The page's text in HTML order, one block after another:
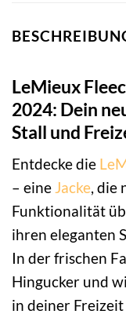
LeMieux
2024: Dein
Stall und
Entdecke die
– eine Jacke, die
Funktionalität
ihren eleganten
In der frischen
Hingucker und
in deiner